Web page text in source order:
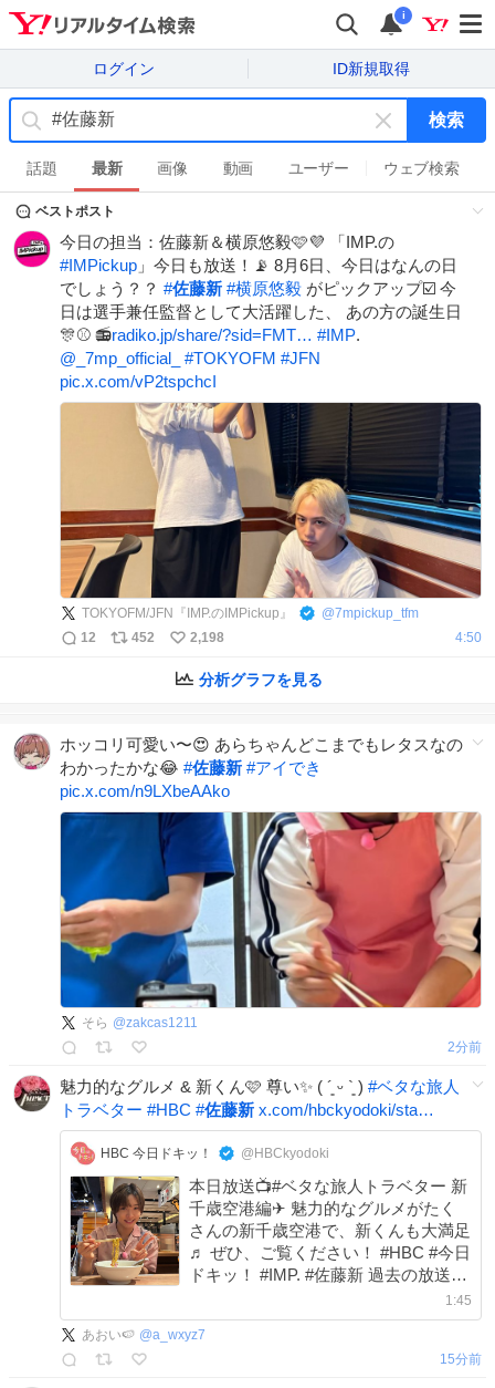
i
ログイン ID新規取得
キ
ー
ワ
ド
を
消
す
検索
話題 最新 画像 動画 ユーザー ウェブ検索
ベストポスト
今日の担当：佐藤新＆横原悠毅🩷💜 「IMP.の
#IMPickup 」今日も放送！📡 8月6日、今日はなんの日
でしょう？？ #佐藤新 #横原悠毅 がピックアップ☑️ 今
日は選手兼任監督として大活躍した、 あの方の誕生日
🎊⚾ 📻radiko.jp/share/?sid=FMT… #IMP.
@_7mp_official_
#TOKYOFM #JFN
pic.x.com/vP2tspchcI
TOKYOFM/JFN『IMP.のIMPickup』 @7mpickup_tfm
12
452 2,198 4:50
分析グラフを見る
ホッコリ可愛い〜😍 あらちゃんどこまでもレタスなの
わかったかな😂 #佐藤新 #アイでき
pic.x.com/n9LXbeAAko
そら @zakcas1211
2分前
魅力的なグルメ & 新くん🩷 尊い✨ ( ´͈ ᵕ `͈ ) #ベタな旅人
トラベター #HBC #佐藤新 x.com/hbckyodoki/sta…
HBC 今日ドキッ！ @HBCkyodoki
本日放送📺#ベタな旅人トラベター 新
千歳空港編✈ 魅力的なグルメがたく
さんの新千歳空港で、新くんも大満足
♬ ぜひ、ご覧ください！ #HBC #今日
ドキッ！ #IMP. #佐藤新 過去の放送は
1:45
あおい🍉 @a_wxyz7
15分前